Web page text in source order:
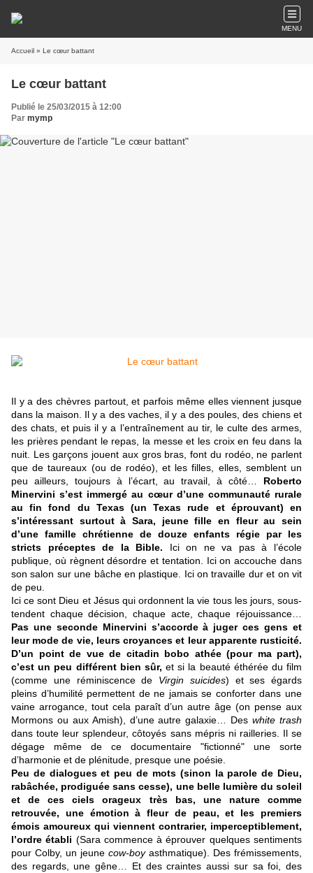
MENU
Accueil » Le cœur battant
Le cœur battant
Publié le 25/03/2015 à 12:00
Par mymp
Il y a des chèvres partout, et parfois même elles viennent jusque
dans la maison. Il y a des vaches, il y a des poules, des chiens et
des chats, et puis il y a l’entraînement au tir, le culte des armes,
les prières pendant le repas, la messe et les croix en feu dans la
nuit. Les garçons jouent aux gros bras, font du rodéo, ne parlent
que de taureaux (ou de rodéo), et les filles, elles, semblent un
peu ailleurs, toujours à l’écart, au travail, à côté… Roberto
Minervini s’est immergé au cœur d’une communauté rurale
au fin fond du Texas (un Texas rude et éprouvant) en
s’intéressant surtout à Sara, jeune fille en fleur au sein
d’une famille chrétienne de douze enfants régie par les
stricts préceptes de la Bible. Ici on ne va pas à l’école
publique, où règnent désordre et tentation. Ici on accouche dans
son salon sur une bâche en plastique. Ici on travaille dur et on vit
de peu.
Ici ce sont Dieu et Jésus qui ordonnent la vie tous les jours, sous-
tendent chaque décision, chaque acte, chaque réjouissance…
Pas une seconde Minervini s’accorde à juger ces gens et
leur mode de vie, leurs croyances et leur apparente rusticité.
D’un point de vue de citadin bobo athée (pour ma part),
c’est un peu différent bien sûr, et si la beauté éthérée du film
(comme une réminiscence de Virgin suicides) et ses égards
pleins d’humilité permettent de ne jamais se conforter dans une
vaine arrogance, tout cela paraît d’un autre âge (on pense aux
Mormons ou aux Amish), d’une autre galaxie… Deswhite trash
dans toute leur splendeur, côtoyés sans mépris ni railleries. Il se
dégage même de ce documentaire "fictionné" une sorte
d’harmonie et de plénitude, presque une poésie.
Peu de dialogues et peu de mots (sinon la parole de Dieu,
rabâchée, prodiguée sans cesse), une belle lumière du soleil
et de ces ciels orageux très bas, une nature comme
retrouvée, une émotion à fleur de peau, et les premiers
émois amoureux qui viennent contrarier, imperceptiblement,
l’ordre établi (Sara commence à éprouver quelques sentiments
pour Colby, un jeune cow-boyasthmatique). Des frémissements,
des regards, une gêne… Et des craintes aussi sur sa foi, des